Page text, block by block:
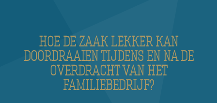
HOE DE ZAAK LEKKER KAN
DOORDRAAIEN TIJDENS EN NA DE
OVERDRACHT VAN HET
FAMILIEBEDRIJF?